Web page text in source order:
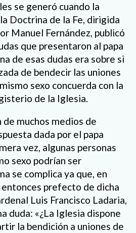
se generó cuando la
Doctrina de la Fe, dirigida
Manuel Fernández, publicó
que presentaron al papa
de esas dudas era sobre si
de bendecir las uniones
sexo concuerda con la
de la Iglesia.
muchos medios de
dada por el papa
vez, algunas personas
sexo podrían ser
se complica ya que, en
prefecto de dicha
Luis Francisco Ladaria,
duda: «¿La Iglesia dispone
la bendición a uniones de